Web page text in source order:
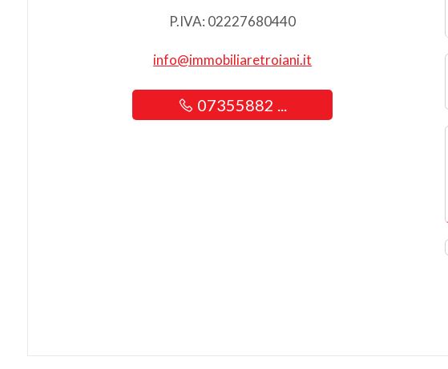
P.IVA: 02227680440
info@immobiliaretroiani.it
07355882 ...